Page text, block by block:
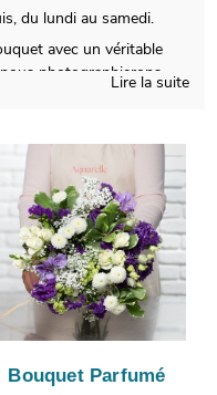
du lundi au samedi.
avec un véritable
photographierons
à Saint-Louis. Rendez
joignant gratuitement
Lire la suite
Bouquet Parfumé